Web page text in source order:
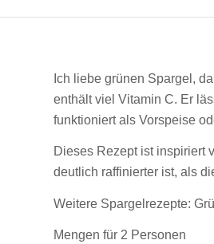
Ich liebe grünen Spargel,
enthält viel Vitamin C. Er
funktioniert als Vorspeise
Dieses Rezept ist inspiriert
deutlich raffinierter ist, als
Weitere Spargelrezepte:
Mengen für 2 Personen